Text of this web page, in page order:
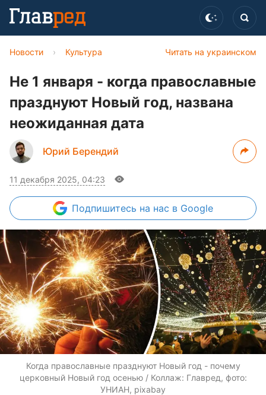
Читать на украинском
Новости › Культура
Не 1 января - когда православные
празднуют Новый год, названа
неожиданная дата
Юрий Берендий
11 декабря 2025, 04:23
Подпишитесь на нас в Google
Когда православные празднуют Новый год - почему
церковный Новый год осенью / Коллаж: Главред, фото:
УНИАН, pixabay